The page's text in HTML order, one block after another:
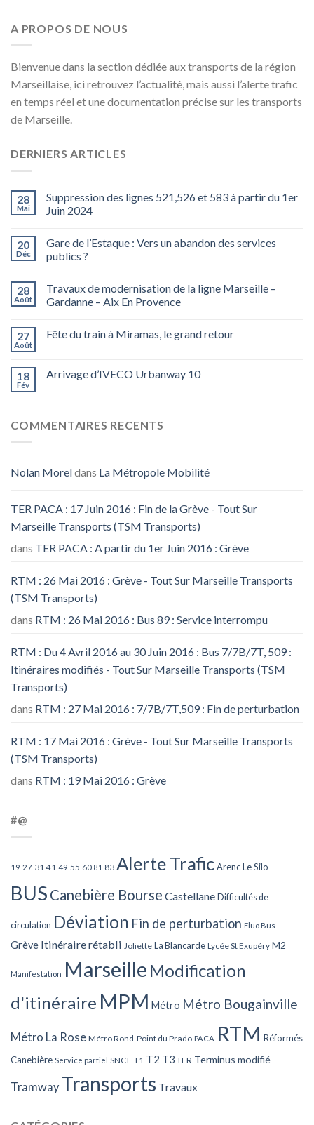
A PROPOS DE NOUS
Bienvenue dans la section dédiée aux transports de la région
Marseillaise, ici retrouvez l’actualité, mais aussi l’alerte trafic
en temps réel et une documentation précise sur les transports
de Marseille.
DERNIERS ARTICLES
28
Mai
Suppression des lignes 521,526 et 583 à partir du 1er
Juin 2024
20
Déc
Gare de l’Estaque : Vers un abandon des services
publics ?
28
Août
Travaux de modernisation de la ligne Marseille –
Gardanne – Aix En Provence
27
Août
Fête du train à Miramas, le grand retour
18
Fév
Arrivage d’IVECO Urbanway 10
COMMENTAIRES RECENTS
Nolan Moreldans La Métropole Mobilité
TER PACA : 17 Juin 2016 : Fin de la Grève - Tout Sur
Marseille Transports (TSM Transports)
dans TER PACA : A partir du 1er Juin 2016 : Grève
RTM : 26 Mai 2016 : Grève - Tout Sur Marseille Transports
(TSM Transports)
dans RTM : 26 Mai 2016 : Bus 89 : Service interrompu
RTM : Du 4 Avril 2016 au 30 Juin 2016 : Bus 7/7B/7T, 509 :
Itinéraires modifiés - Tout Sur Marseille Transports (TSM
Transports)
dans RTM : 27 Mai 2016 : 7/7B/7T,509 : Fin de perturbation
RTM : 17 Mai 2016 : Grève - Tout Sur Marseille Transports
(TSM Transports)
dans RTM : 19 Mai 2016 : Grève
#@
19 27 31 41 49 55 60 81 83 Alerte TraficArenc Le Silo
BUS Canebière Bourse Castellane Difficultés de
circulation Déviation Fin de perturbation Fluo Bus
Grève Itinéraire rétabli Joliette La Blancarde Lycée St Exupéry M2
Manifestation Marseille Modification
d'itinéraire MPM Métro Métro Bougainville
Métro La Rose Métro Rond-Point du Prado PACA RTM Réformés
Canebière Service partiel SNCF T1 T2 T3 TER Terminus modifié
Tramway Transports Travaux